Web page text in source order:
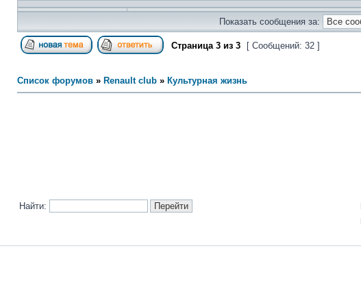
Показать сообщения за:
Страница 3 из 3 [ Сообщений: 32 ]
Список форумов » Renault club » Культурная жизнь
Найти: